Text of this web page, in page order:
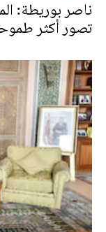
ناصر بوريطة:
تصور أكثر طموحا